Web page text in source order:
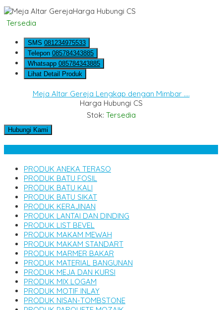
Harga Hubungi CS
Tersedia
SMS 081234975533
Telepon 085784343885
Whatsapp 085784343885
Lihat Detail Produk
Meja Altar Gereja Lengkap dengan Mimbar ....
Harga Hubungi CS
Stok: Tersedia
Hubungi Kami
PRODUK ANEKA TERASO
PRODUK BATU FOSIL
PRODUK BATU KALI
PRODUK BATU SIKAT
PRODUK KERAJINAN
PRODUK LANTAI DAN DINDING
PRODUK LIST BEVEL
PRODUK MAKAM MEWAH
PRODUK MAKAM STANDART
PRODUK MARMER BAKAR
PRODUK MATERIAL BANGUNAN
PRODUK MEJA DAN KURSI
PRODUK MIX LOGAM
PRODUK MOTIF INLAY
PRODUK NISAN-TOMBSTONE